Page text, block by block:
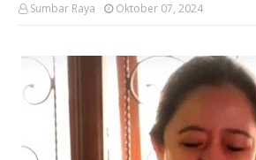
Sumbar Raya Oktober 07, 2024